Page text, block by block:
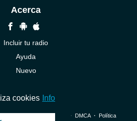
Acerca
Incluir tu radio
Ayuda
Nuevo
todos los derechos. ・ DMCA・ Política
cookies Info